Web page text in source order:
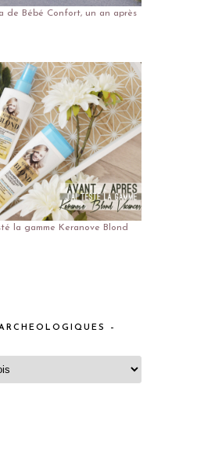
de Bébé Confort, un an après
la gamme Keranove Blond
–